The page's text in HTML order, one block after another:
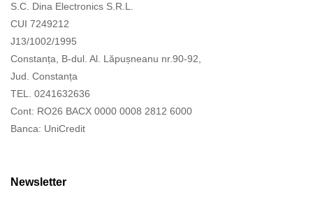
S.C. Dina Electronics S.R.L.
CUI 7249212
J13/1002/1995
Constanța, B-dul. Al. Lăpușneanu nr.90-92,
Jud. Constanța
TEL. 0241632636
Cont: RO26 BACX 0000 0008 2812 6000
Banca: UniCredit
Newsletter